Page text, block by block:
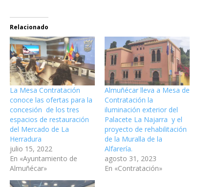
Relacionado
La Mesa Contratación
conoce las ofertas para la
concesión de los tres
espacios de restauración
del Mercado de La
Herradura
julio 15, 2022
En «Ayuntamiento de
Almuñécar»
Almuñécar lleva a Mesa de
Contratación la
iluminación exterior del
Palacete La Najarra y el
proyecto de rehabilitación
de la Muralla de la
Alfarería.
agosto 31, 2023
En «Contratación»